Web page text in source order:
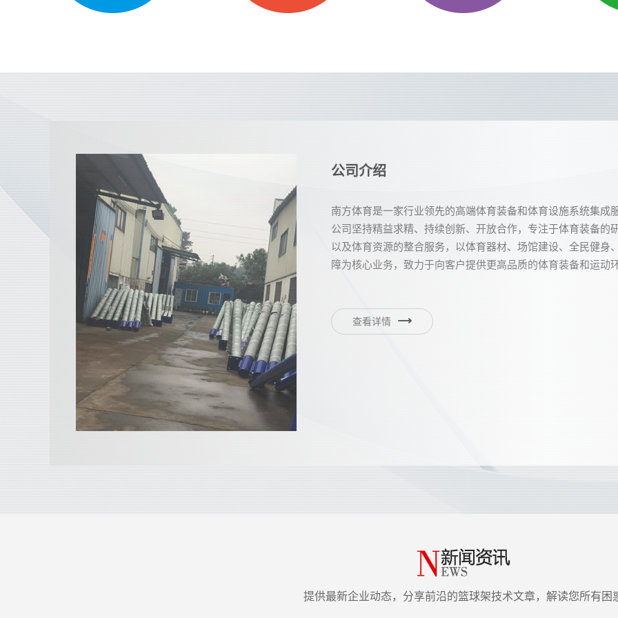
公司介绍
南方体育是一家行业领先的高端体育装备和体育设施系统集成
公司坚持精益求精、持续创新、开放合作，专注于体育装备的
以及体育资源的整合服务，以体育器材、场馆建设、全民健身
障为核心业务，致力于向客户提供更高品质的体育装备和运动
查看详情
提供最新企业动态，分享前沿的篮球架技术文章，解读您所有困